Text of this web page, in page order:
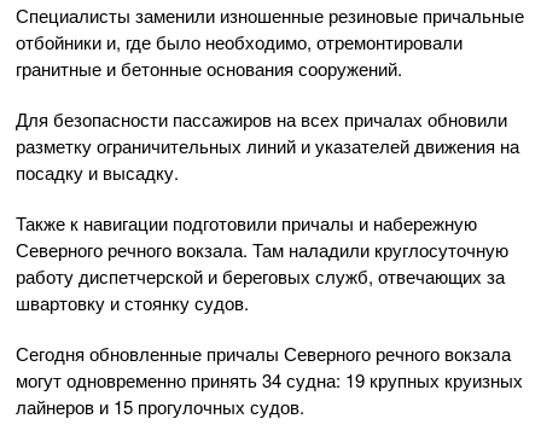
Специалисты заменили изношенные резиновые причальные
отбойники и, где было необходимо, отремонтировали
гранитные и бетонные основания сооружений.
Для безопасности пассажиров на всех причалах обновили
разметку ограничительных линий и указателей движения на
посадку и высадку.
Также к навигации подготовили причалы и набережную
Северного речного вокзала. Там наладили круглосуточную
работу диспетчерской и береговых служб, отвечающих за
швартовку и стоянку судов.
Сегодня обновленные причалы Северного речного вокзала
могут одновременно принять 34 судна: 19 крупных круизных
лайнеров и 15 прогулочных судов.